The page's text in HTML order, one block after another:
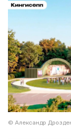
© Александр